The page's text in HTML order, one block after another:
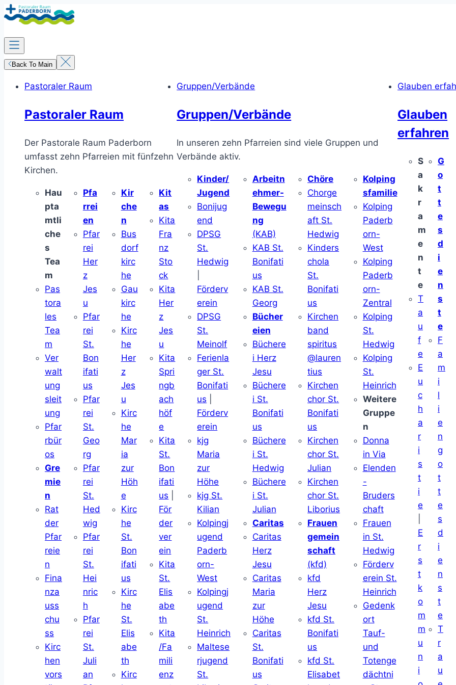
Zum
Inhalt
springen
Back To Main
Pastoraler Raum
Pastoraler Raum
Der Pastorale Raum Paderborn
umfasst zehn Pfarreien mit fünfzehn
Kirchen.
Hau
pta
mtli
che
s
Tea
m
Pas
tora
les
Tea
m
Ver
walt
ung
sleit
ung
Pfar
rbür
os
Gre
mie
n
Rat
der
Pfar
reie
n
Fina
nza
uss
chu
ss
Kirc
hen
vors
Pfa
rrei
en
Pfar
rei
Her
z
Jes
u
Pfar
rei
St.
Bon
ifati
us
Pfar
rei
St.
Geo
rg
Pfar
rei
St.
Hed
wig
Pfar
rei
St.
Hei
nric
h
Pfar
rei
St.
Juli
an
Kir
che
n
Bus
dorf
kirc
he
Gau
kirc
he
Kirc
he
Her
z
Jes
u
Kirc
he
Mar
ia
zur
Höh
e
Kirc
he
St.
Bon
ifati
us
Kirc
he
St.
Elis
abe
th
Kirc
Kit
as
Kita
Fra
nz
Sto
ck
Kita
Her
z
Jes
u
Kita
Spri
ngb
ach
höf
e
Kita
St.
Bon
ifati
us
För
der
ver
ein
Kita
St.
Elis
abe
th
Kita
/Fa
mili
enz
Gruppen/Verbände
Gruppen/Verbände
In unseren zehn Pfarreien sind viele Gruppen und
Verbände aktiv.
Kinder/
Jugend
Bonijug
end
DPSG
St.
Hedwig
Förderv
erein
DPSG
St.
Meinolf
Ferienla
ger St.
Bonifati
us
Förderv
erein
kjg
Maria
zur
Höhe
kjg St.
Kilian
Kolpingj
ugend
Paderb
orn-
West
Kolpingj
ugend
St.
Heinrich
Maltese
rjugend
St.
Arbeitn
ehmer-
Bewegu
ng
(KAB)
KAB St.
Bonifati
us
KAB St.
Georg
Bücher
eien
Büchere
i Herz
Jesu
Büchere
i St.
Bonifati
us
Büchere
i St.
Hedwig
Büchere
i St.
Julian
Caritas
Caritas
Herz
Jesu
Caritas
Maria
zur
Höhe
Caritas
St.
Bonifati
us
Chöre
Chorge
meinsch
aft St.
Hedwig
Kinders
chola
St.
Bonifati
us
Kirchen
band
spiritus
@lauren
tius
Kirchen
chor St.
Bonifati
us
Kirchen
chor St.
Julian
Kirchen
chor St.
Liborius
Frauen
gemein
schaft
(kfd)
kfd
Herz
Jesu
kfd St.
Bonifati
us
kfd St.
Elisabet
Kolping
sfamilie
Kolping
Paderb
orn-
West
Kolping
Paderb
orn-
Zentral
Kolping
St.
Hedwig
Kolping
St.
Heinrich
Weitere
Gruppe
n
Donna
in Via
Elenden
-
Bruders
chaft
Frauen
in St.
Hedwig
Förderv
erein St.
Heinrich
Gedenk
ort
Tauf-
und
Totenge
dächtni
Glauben
Glauben
erfahren
S
a
k
r
a
m
e
n
t
e
T
a
u
f
e
E
u
c
h
a
r
i
s
t
i
e
E
r
s
t
k
o
m
m
u
n
i
G
o
t
t
e
s
d
i
e
n
s
t
e
F
a
m
i
l
i
e
n
g
o
t
t
e
s
d
i
e
n
s
t
e
T
r
a
u